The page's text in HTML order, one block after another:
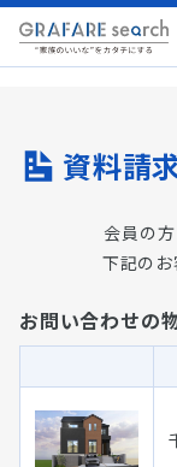
資料請
会員の
下記のお
お問い合わせの